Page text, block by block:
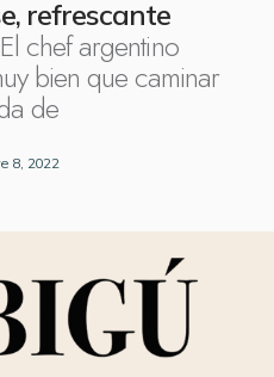
refrescante
El chef argentino
bien que caminar
de
8, 2022